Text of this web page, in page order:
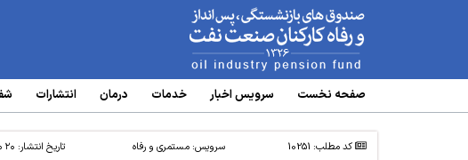
www.oipf.ir
صفحه نخست سرویس‌ اخبار خدمات درمان انتشارات
کد مطلب: 10251 سرویس: مستمری و رفاه تاریخ انتشار: ۲۰ مرداد ۱۴۰۴ - ۰۰:۳۵